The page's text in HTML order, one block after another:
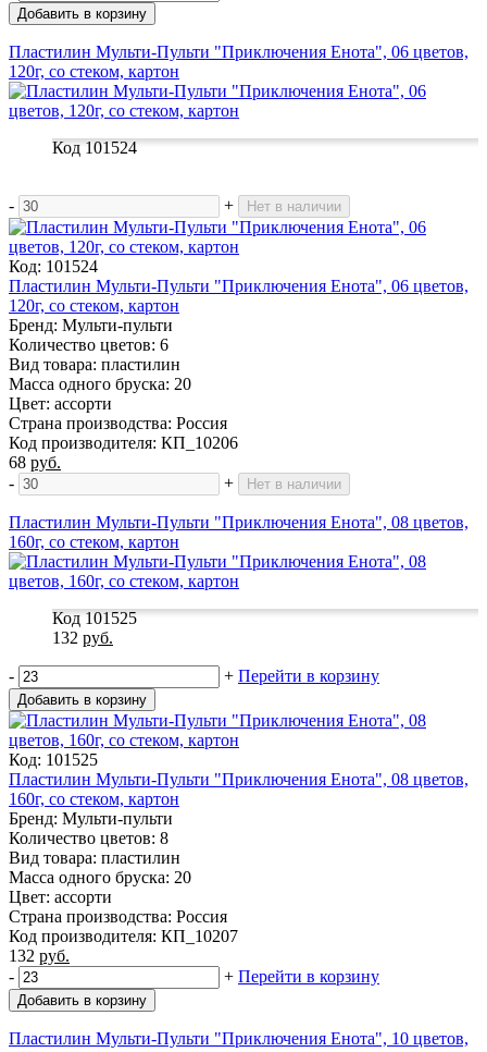
Добавить в корзину
Пластилин Мульти-Пульти "Приключения Енота", 06 цветов,
120г, со стеком, картон
Код 101524
- + Нет в наличии
Код: 101524
Пластилин Мульти-Пульти "Приключения Енота", 06 цветов,
120г, со стеком, картон
Бренд: Мульти-пульти
Количество цветов: 6
Вид товара: пластилин
Масса одного бруска: 20
Цвет: ассорти
Страна производства: Россия
Код производителя: КП_10206
68 руб.
-
+ Нет в наличии
Пластилин Мульти-Пульти "Приключения Енота", 08 цветов,
160г, со стеком, картон
Код 101525
132 руб.
- + Перейти в корзину
Добавить в корзину
Код: 101525
Пластилин Мульти-Пульти "Приключения Енота", 08 цветов,
160г, со стеком, картон
Бренд: Мульти-пульти
Количество цветов: 8
Вид товара: пластилин
Масса одного бруска: 20
Цвет: ассорти
Страна производства: Россия
Код производителя: КП_10207
132 руб.
-
+ Перейти в корзину
Добавить в корзину
Пластилин Мульти-Пульти "Приключения Енота", 10 цветов,